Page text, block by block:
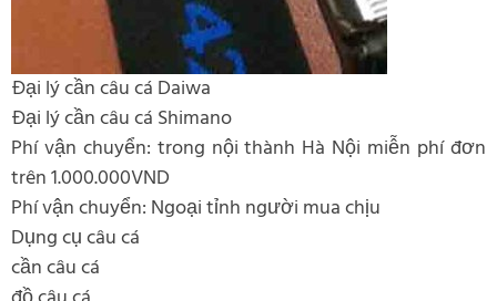
Đại lý cần câu cá Daiwa
Đại lý cần câu cá Shimano
Phí vận chuyển: trong nội thành Hà Nội miễn phí đơn
trên 1.000.000VND
Phí vận chuyển: Ngoại tỉnh người mua chịu
Dụng cụ câu cá
cần câu cá